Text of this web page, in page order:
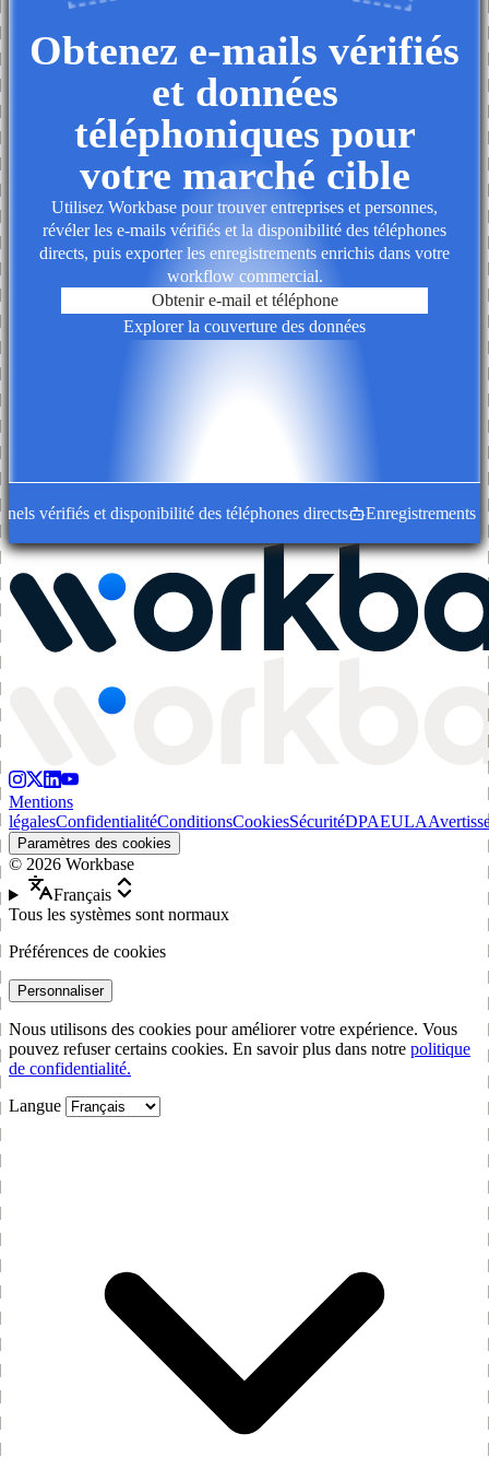
Obtenez e-mails vérifiés
et données
téléphoniques pour
votre marché cible
Utilisez Workbase pour trouver entreprises et personnes,
révéler les e-mails vérifiés et la disponibilité des téléphones
directs, puis exporter les enregistrements enrichis dans votre
workflow commercial.
Obtenir e-mail et téléphone
Explorer la couverture des données
vérifiés et disponibilité des téléphones directs Enregistrements
Mentions
légalesConfidentialitéConditionsCookiesSécuritéDPAEULA
Paramètres des cookies
© 2026 Workbase
Français
Tous les systèmes sont normaux
Préférences de cookies
Personnaliser
Nous utilisons des cookies pour améliorer votre expérience. Vous
pouvez refuser certains cookies. En savoir plus dans notre politique
de confidentialité.
Langue